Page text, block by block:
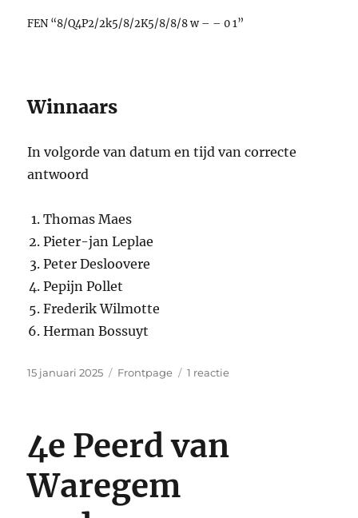
FEN “8/Q4P2/2k5/8/2K5/8/8/8 w – – 0 1”
Winnaars
In volgorde van datum en tijd van correcte
antwoord
Thomas Maes
Pieter-jan Leplae
Peter Desloovere
Pepijn Pollet
Frederik Wilmotte
Herman Bossuyt
Gepubliceerd
15 januari 2025 Categorieën
Frontpage 1 reactieop
4e Peerd van
Waregem